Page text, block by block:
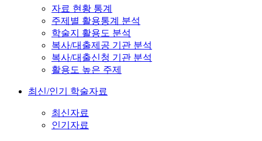
자료 현황 통계
주제별 활용통계 분석
학술지 활용도 분석
복사/대출제공 기관 분석
복사/대출신청 기관 분석
활용도 높은 주제
최신/인기 학술자료
최신자료
인기자료